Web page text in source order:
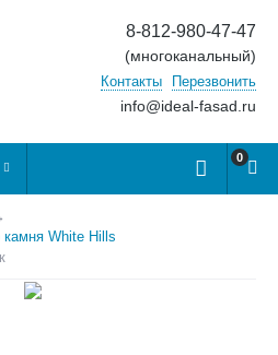
8-812-980-47-47
(многоканальный)
Контакты Перезвонить
info@ideal-fasad.ru
0
камня White Hills